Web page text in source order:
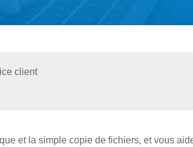
client
et la simple copie de fichiers, et vous